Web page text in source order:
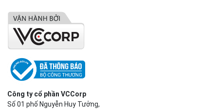
Công ty cổ phần VCCorp
Số 01 phố Nguyễn Huy Tưởng,